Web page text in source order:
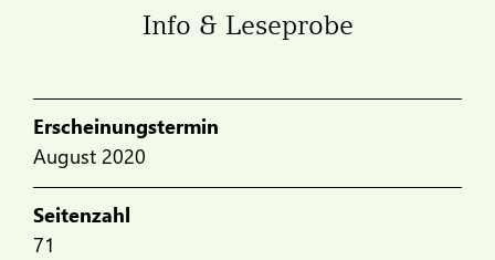
Info & Leseprobe
Erscheinungstermin
August 2020
Seitenzahl
71